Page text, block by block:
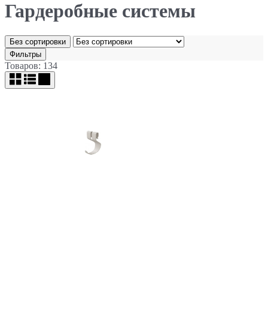
Гардеробные системы
Без сортировки
Фильтры
Товаров: 134